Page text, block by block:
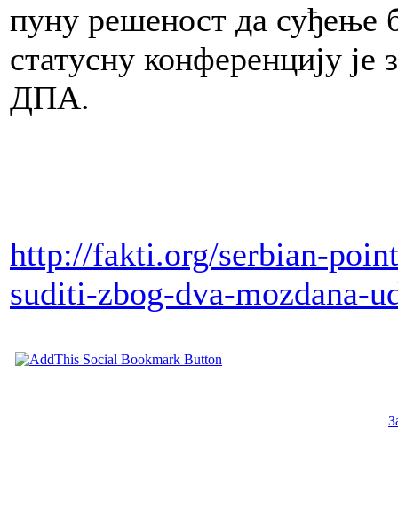
пуну решеност да суђење
статусну конференцију је
ДПА.
http://fakti.org/serbian-
suditi-zbog-dva-mozdana-